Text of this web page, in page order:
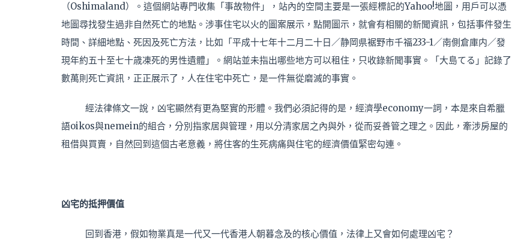
（Oshimaland）。這個網站專門收集「事故物件」，站內的空間主要是一張經標記的Yahoo!地圖，用戶可以憑
地圖尋找發生過非自然死亡的地點。涉事住宅以火的圖案展示，點開圖示，就會有相關的新聞資訊，包括事件發生
時間、詳細地點、死因及死亡方法，比如「平成十七年十二月二十日／静岡県裾野市千福233-1／南側倉庫内／發
現年約五十至七十歳凍死的男性遺體」。網站並未指出哪些地方可以租住，只收錄新聞事實。「大島てる」記錄了
數萬則死亡資訊，正正展示了，人在住宅中死亡，是一件無從磨滅的事實。
經法律條文一說，凶宅顯然有更為堅實的形體。我們必須記得的是，經濟學economy一詞，本是來自希臘
語oikos與nemein的組合，分別指家居與管理，用以分清家居之內與外，從而妥善管之理之。因此，牽涉房屋的
租借與買賣，自然回到這個古老意義，將住客的生死病痛與住宅的經濟價值緊密勾連。
凶宅的抵押價值
回到香港，假如物業真是一代又一代香港人朝暮念及的核心價值，法律上又會如何處理凶宅？